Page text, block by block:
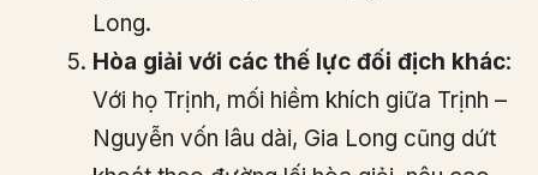
Long.
Hòa giải với các thế lực đối địch khác:
Với họ Trịnh, mối hiềm khích giữa Trịnh –
Nguyễn vốn lâu dài, Gia Long cũng dứt